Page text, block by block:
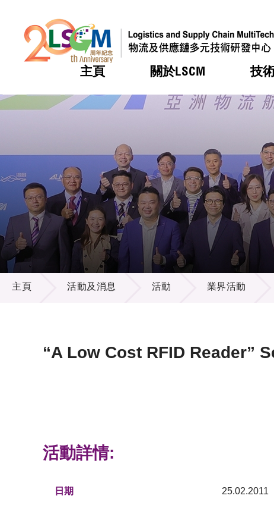
主頁 關於LSCM
熱門 機構簡介
組織架構
組織架構
董事局
研究顧問
招標通告
技
熱門 服務
可獲授
應用於
重點項目
熱門 合作計劃
資助計劃
資助計劃
稅務優惠
申請
評審
徵求研
項目資
熱門 活動
獎項
新聞中心
媒體報導
新聞稿
資訊中心
多媒體
出版刊物
熱門 會籍及
會員列表
會員登入
活動及消息
主頁 活動及消息 活動 業界活動
“A Low Cost RFID Reader”
活動詳情:
日期 25.02.2011